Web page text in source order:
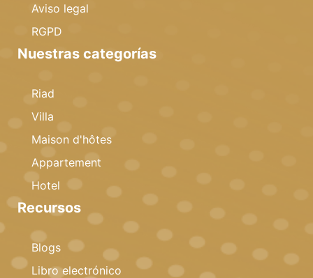
Aviso legal
RGPD
Nuestras categorías
Riad
Villa
Maison d'hôtes
Appartement
Hotel
Recursos
Blogs
Libro electrónico